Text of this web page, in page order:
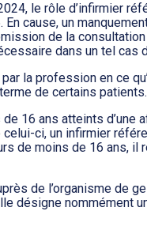
le rôle d’infirmier
cause, un
de la
dans un tel cas
la profession en ce
de certains patients.
16 ans atteints d’une
celui-ci, un infirmier
de moins de 16 ans, il
de l’organisme de
désigne nommément